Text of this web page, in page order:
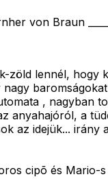
von Braun
zöld lennél, hogy
, nagyban
anyahajóról, a
az idejük... irány
cipõ és